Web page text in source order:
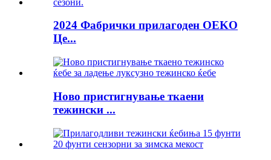
2024 Фабрички прилагоден OEKO
Це...
Ново пристигнување ткаени
тежински ...